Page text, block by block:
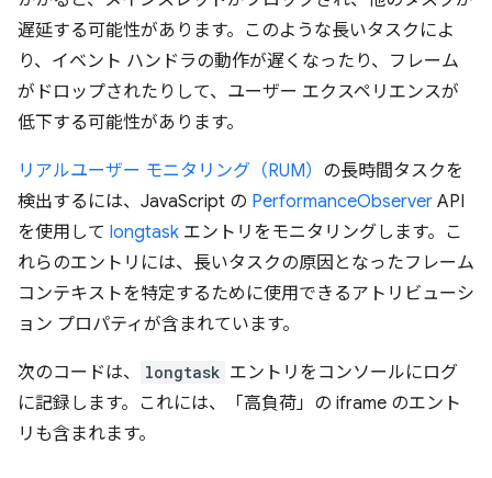
遅延する可能性があります。このような長いタスクによ
り、イベント ハンドラの動作が遅くなったり、フレーム
がドロップされたりして、ユーザー エクスペリエンスが
低下する可能性があります。
リアルユーザー モニタリング（RUM） の長時間タスクを
検出するには、JavaScript の PerformanceObserver API
を使用して longtask エントリをモニタリングします。こ
れらのエントリには、長いタスクの原因となったフレーム
コンテキストを特定するために使用できるアトリビューシ
ョン プロパティが含まれています。
次のコードは、 longtask エントリをコンソールにログ
に記録します。これには、「高負荷」の iframe のエント
リも含まれます。